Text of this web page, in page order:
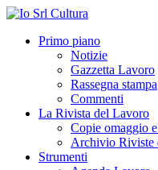
Primo piano
Notizie
Gazzetta Lavoro
Rassegna stampa
Commenti
La Rivista del Lavoro
Copie omaggio
Archivio Riviste
Strumenti